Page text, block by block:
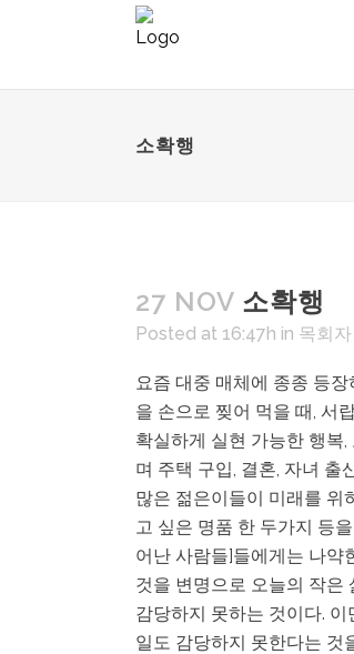
소확행
27 NOV 소확행
Posted at 16:47h in 목회
요즘 대중 매체에 종종 등장
을 손으로 찢어 먹을 때, 서
확실하게 실현 가능한 행복
며 주택 구입, 결혼, 자녀 출
많은 젊은이들이 미래를 위
고 싶은 명품 한 두가지 등
어난 사람들]들에게는 나약
것을 변명으로 오늘의 작은
감당하지 못하는 것이다.
일도 감당하지 못한다는 것